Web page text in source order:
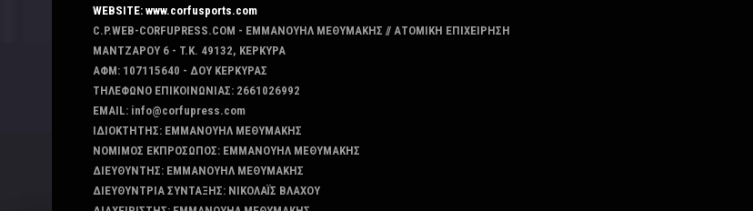
WEBSITE: www.corfusports.com
C.P.WEB-CORFUPRESS.COM - ΕΜΜΑΝΟΥΗΛ ΜΕΘΥΜΑΚΗΣ // ΑΤΟΜΙΚΗ ΕΠΙΧΕΙΡΗΣΗ
MANTZAΡΟΥ 6 - T.K. 49132, ΚΕΡΚΥΡΑ
ΑΦΜ: 107115640 - ΔΟΥ ΚΕΡΚΥΡΑΣ
ΤΗΛΕΦΩΝΟ ΕΠΙΚΟΙΝΩΝΙΑΣ: 2661026992
EMAIL: info@corfupress.com
ΙΔΙΟΚΤΗΤΗΣ: EMMANOYΗΛ ΜΕΘΥΜΑΚΗΣ
ΝΟΜΙΜΟΣ ΕΚΠΡΟΣΩΠΟΣ: EMMANOYΗΛ ΜΕΘΥΜΑΚΗΣ
ΔΙΕΥΘΥΝΤΗΣ: EMMANOYΗΛ ΜΕΘΥΜΑΚΗΣ
ΔΙΕΥΘΥΝΤΡΙΑ ΣΥΝΤΑΞΗΣ: ΝΙΚΟΛΑΪΣ ΒΛΑΧΟΥ